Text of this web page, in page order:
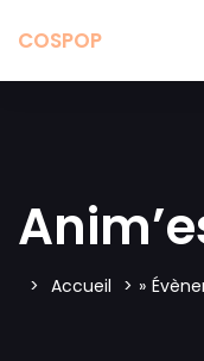
COSPOP
Accueil »